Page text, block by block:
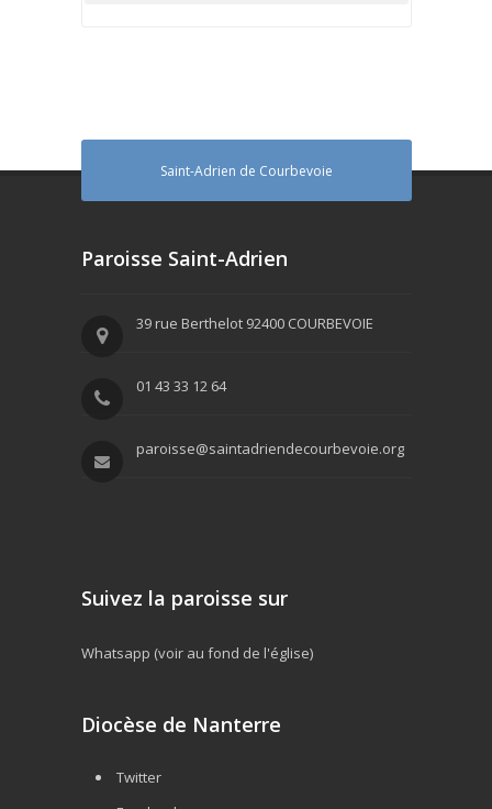
Saint-Adrien de Courbevoie
Paroisse Saint-Adrien
39 rue Berthelot 92400 COURBEVOIE
01 43 33 12 64
paroisse@saintadriendecourbevoie.org
Suivez la paroisse sur
Whatsapp (voir au fond de l'église)
Diocèse de Nanterre
Twitter